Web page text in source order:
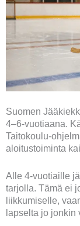
Suomen
4–6-vuotiaana.
Taitokoulu-
aloitustoiminta
Alle 4-vuotiaille
tarjolla. Tämä ei
liikkumiselle,
lapselta jo jonkin